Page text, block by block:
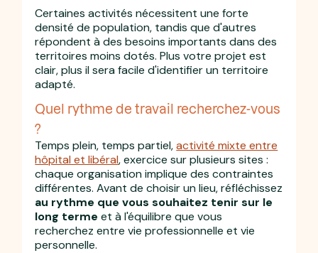
Certaines activités nécessitent une forte
densité de population, tandis que d'autres
répondent à des besoins importants dans des
territoires moins dotés. Plus votre projet est
clair, plus il sera facile d'identifier un territoire
adapté.
Quel rythme de travail recherchez-vous
?
Temps plein, temps partiel,activité mixte entre
hôpital et libéral, exercice sur plusieurs sites :
chaque organisation implique des contraintes
différentes. Avant de choisir un lieu, réfléchissez
au rythme que vous souhaitez tenir sur le
long terme et à l'équilibre que vous
recherchez entre vie professionnelle et vie
personnelle.